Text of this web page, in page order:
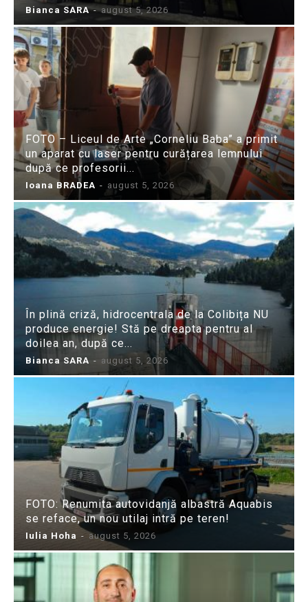
Bianca SARA - august 5, 2026
FOTO – Liceul de Arte „Corneliu Baba” a primit
un aparat cu laser pentru curățarea lemnului
după ce profesorii...
Ioana BRADEA - august 5, 2026
În plină criză, hidrocentrala de la Colibița NU
produce energie! Stă pe dreapta pentru al
doilea an, după ce...
Bianca SARA - august 5, 2026
FOTO: Renumita autovidanjă albastră Aquabis
se reface, un nou utilaj intră pe teren!
Iulia Hoha - august 5, 2026